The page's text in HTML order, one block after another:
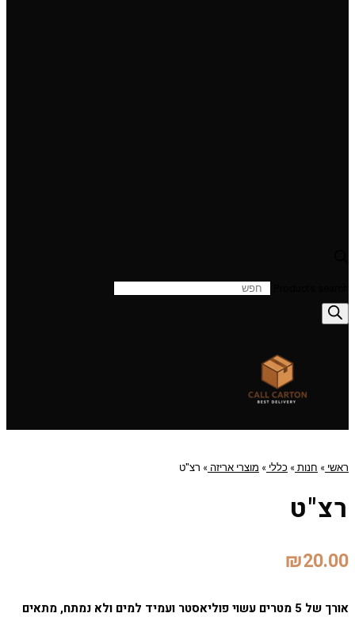
ראשי» חנות » כללי» מוצרי אריזה» רצ"ט
רצ"ט
₪20.00
אורך של 5 מטרים עשוי פוליאסטר ועמיד למים ולא נמתח, מתאים